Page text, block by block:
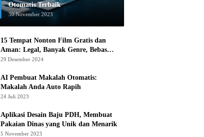
Otomatis Terbaik
30 November 2023
15 Tempat Nonton Film Gratis dan
Aman: Legal, Banyak Genre, Bebas
Khawatir!
29 Desember 2024
AI Pembuat Makalah Otomatis:
Makalah Anda Auto Rapih
24 Juli 2023
Aplikasi Desain Baju PDH, Membuat
Pakaian Dinas yang Unik dan Menarik
5 November 2023